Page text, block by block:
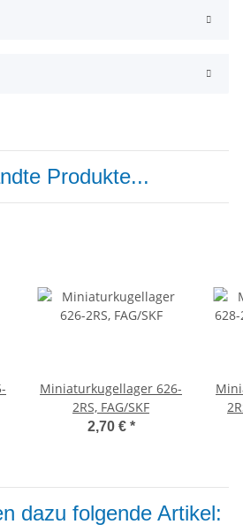
Produkte...
Miniaturkugellager 626-
2RS, FAG/SKF
2,70 € *
dazu folgende Artikel: